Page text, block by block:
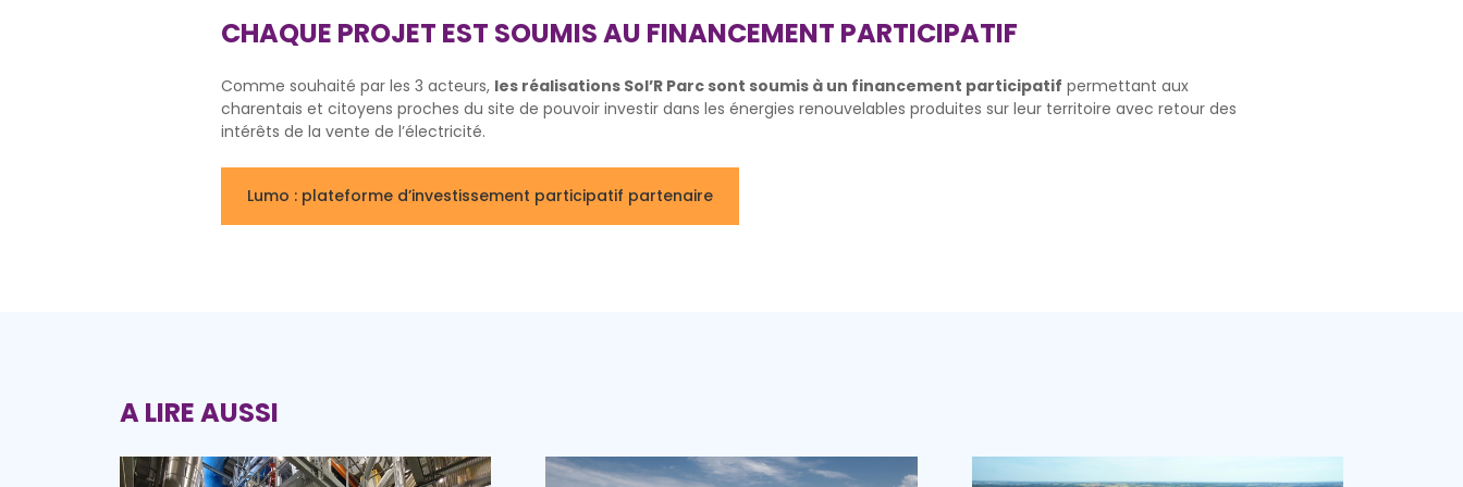
Mute
CHAQUE PROJET EST SOUMIS AU FINANCEMENT PARTICIPATIF
Comme souhaité par les 3 acteurs, les réalisations Sol’R Parc sont soumis à un financement participatif permettant aux
charentais et citoyens proches du site de pouvoir investir dans les énergies renouvelables produites sur leur territoire avec retour des
intérêts de la vente de l’électricité.
Lumo : plateforme d’investissement participatif partenaire
A LIRE AUSSI